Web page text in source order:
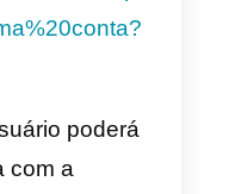
estas
quisermos
produto está a